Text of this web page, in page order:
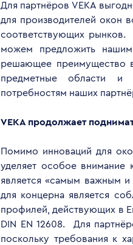
Для партнёров VEKA
для производителей окон
соответствующих
можем предложить нашим
решающее преимущество
предметные области и
потребностям наших
VEKA продолжает
Помимо инноваций для
уделяет особое внимание
является «самым важным
для концерна является
профилей, действующих в
DIN EN 12608. Для
поскольку требования к